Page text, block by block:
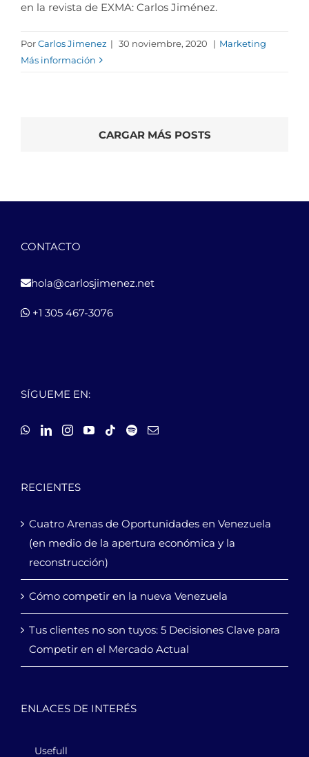
en la revista de EXMA: Carlos Jiménez.
PorCarlos Jimenez | 30 noviembre, 2020 | Marketing
Más información
CARGAR MÁS POSTS
CONTACTO
hola@carlosjimenez.net
+1 305 467-3076
SÍGUEME EN:
RECIENTES
Cuatro Arenas de Oportunidades en Venezuela
(en medio de la apertura económica y la
reconstrucción)
Cómo competir en la nueva Venezuela
Tus clientes no son tuyos: 5 Decisiones Clave para
Competir en el Mercado Actual
ENLACES DE INTERÉS
Usefull